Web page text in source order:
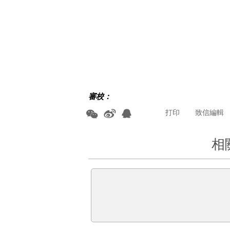
審校：
致信編輯
打印
相